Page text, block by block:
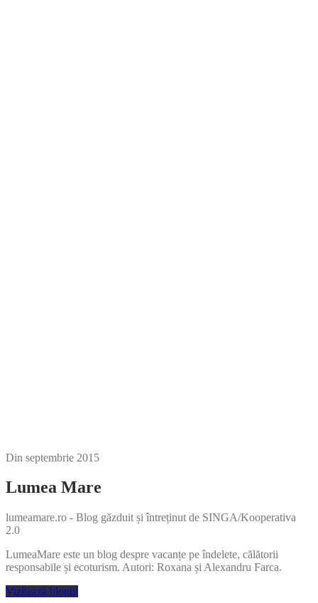
Din septembrie 2015
Lumea Mare
lumeamare.ro - Blog găzduit și întreținut de SINGA/Kooperativa
2.0
LumeaMare este un blog despre vacanțe pe îndelete, călătorii
responsabile și ecoturism. Autori: Roxana și Alexandru Farca.
Vizitează blogul